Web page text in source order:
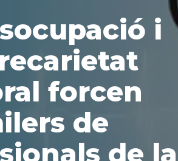
i
forcen
de
de la